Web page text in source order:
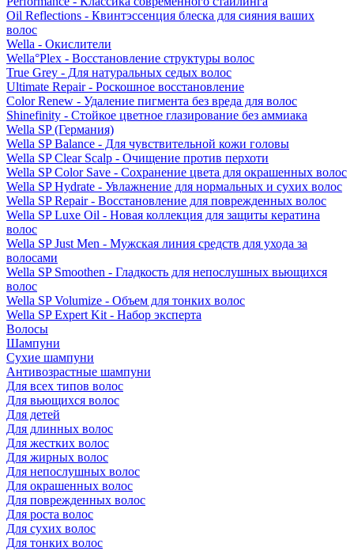
Oil Reflections - Квинтэссенция блеска для сияния ваших
волос
Wella - Окислители
Wella°Plex - Восстановление структуры волос
True Grey - Для натуральных седых волос
Ultimate Repair - Роскошное восстановление
Color Renew - Удаление пигмента без вреда для волос
Shinefinity - Стойкое цветное глазирование без аммиака
Wella SP (Германия)
Wella SP Balance - Для чувствительной кожи головы
Wella SP Clear Scalp - Очищение против перхоти
Wella SP Color Save - Сохранение цвета для окрашенных волос
Wella SP Hydrate - Увлажнение для нормальных и сухих волос
Wella SP Repair - Восстановление для поврежденных волос
Wella SP Luxe Oil - Новая коллекция для защиты кератина
волос
Wella SP Just Men - Мужская линия средств для ухода за
волосами
Wella SP Smoothen - Гладкость для непослушных вьющихся
волос
Wella SP Volumize - Объем для тонких волос
Wella SP Expert Kit - Набор эксперта
Волосы
Шампуни
Сухие шампуни
Антивозрастные шампуни
Для всех типов волос
Для вьющихся волос
Для детей
Для длинных волос
Для жестких волос
Для жирных волос
Для непослушных волос
Для окрашенных волос
Для поврежденных волос
Для роста волос
Для сухих волос
Для тонких волос